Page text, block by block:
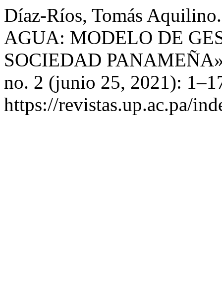
Díaz-Ríos, Tomás
AGUA: MODELO DE
SOCIEDAD
no. 2 (junio 25, 2021):
https://revistas.up.ac.pa/